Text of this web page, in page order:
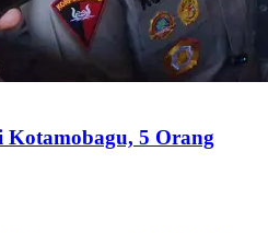
Kotamobagu, 5 Orang